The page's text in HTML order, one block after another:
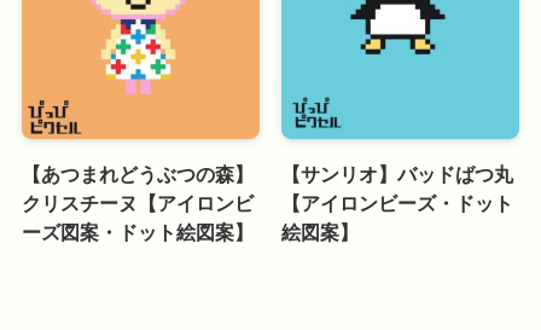
【あつまれどうぶつの森】
クリスチーヌ【アイロンビ
ーズ図案・ドット絵図案】
【サンリオ】バッドばつ丸
【アイロンビーズ・ドット
絵図案】